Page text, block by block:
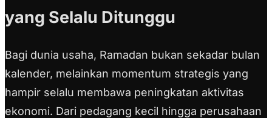
yang Selalu Ditunggu
Bagi dunia usaha, Ramadan bukan sekadar bulan
kalender, melainkan momentum strategis yang
hampir selalu membawa peningkatan aktivitas
ekonomi. Dari pedagang kecil hingga perusahaan